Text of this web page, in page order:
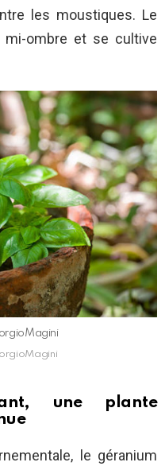
les moustiques. Le
mi-ombre et se cultive
une plante
le géranium